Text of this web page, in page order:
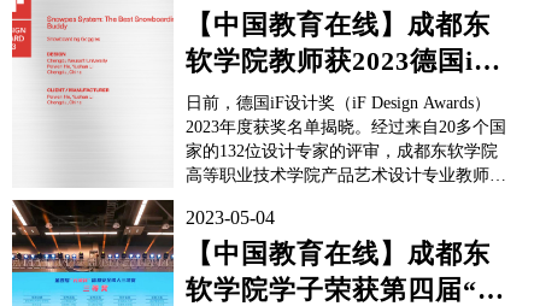
【中国教育在线】成都东
软学院教师获2023德国iF
设计奖
日前，德国iF设计奖（iF Design Awards）
2023年度获奖名单揭晓。经过来自20多个国
家的132位设计专家的评审，成都东软学院
高等职业技术学院产品艺术设计专业教师何
《Snowpes System: The Best Snowboarding
Buddy》（最好的滑雪伙伴-Snowpes系统）
斩获iF设...
2023-05-04
【中国教育在线】成都东
软学院学子荣获第四届“长